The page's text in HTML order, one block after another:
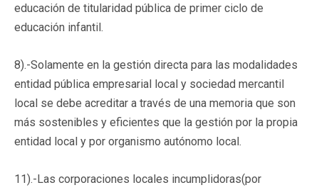
educación de titularidad pública de primer ciclo de
educación infantil.
8).-Solamente en la gestión directa para las modalidades
entidad pública empresarial local y sociedad mercantil
local se debe acreditar a través de una memoria que son
más sostenibles y eficientes que la gestión por la propia
entidad local y por organismo autónomo local.
11).-Las corporaciones locales incumplidoras(por